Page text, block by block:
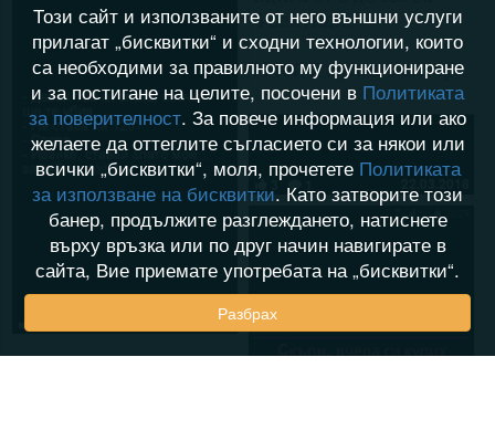
22.03.2018
Този сайт и използваните от него външни услуги
прилагат „бисквитки“ и сходни технологии, които
са необходими за правилното му функциониране
и за постигане на целите, посочени в Политиката
за поверителност. За повече информация или ако
желаете да оттеглите съгласието си за някои или
всички „бисквитки“, моля, прочетете Политиката
за използване на бисквитки. Като затворите този
банер, продължите разглеждането, натиснете
върху връзка или по друг начин навигирате в
сайта, Вие приемате употребата на „бисквитки“.
Разбрах